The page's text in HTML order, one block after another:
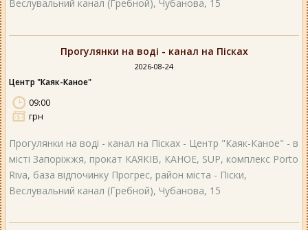
Веслувальний канал (Гребной), Чубанова, 15
Прогулянки на воді - канал на Пісках
2026-08-24
Центр "Каяк-Каное"
09:00
грн
Прогулянки на воді - канал на Пісках - Центр "Каяк-Каное" - в
місті Запоріжжя, прокат КАЯКІВ, КАНОЕ, SUP, комплекс Porto
Riva, база відпочинку Прогрес, район міста - Піски,
Веслувальний канал (Гребной), Чубанова, 15